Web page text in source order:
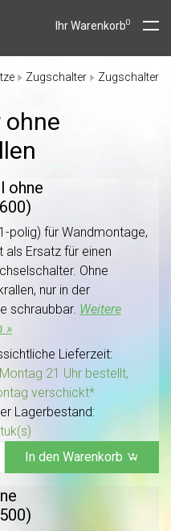
Ihr Warenkorb0
Zugschalter
Zugschalter
ohne
ohne
polig) für Wandmontage,
als Ersatz für einen
Ohne
nur in der
schraubbar. Weitere
»
Lieferzeit:
21 Uhr bestellt,
verschickt*
Lagerbestand:
In den Warenkorb